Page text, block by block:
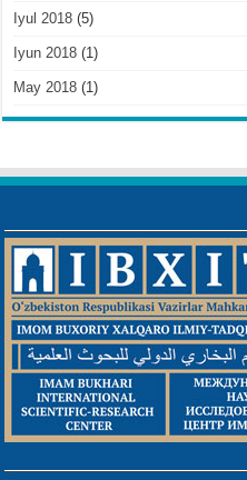
Iyul 2018 (5)
Iyun 2018 (1)
May 2018 (1)